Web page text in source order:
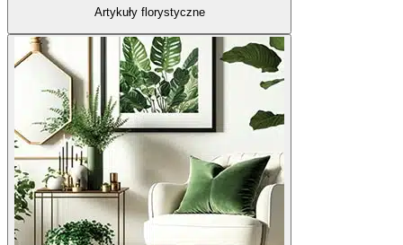
Artykuły florystyczne